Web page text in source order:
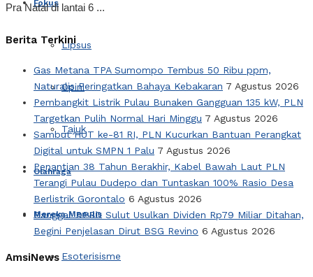
Fokus
Lipsus
Opini
Tajuk
Olahraga
Mereka Menulis
Esoterisisme
Pra Natal di lantai 6 ...
Berita Terkini
Gas Metana TPA Sumompo Tembus 50 Ribu ppm,
Naturalis Peringatkan Bahaya Kebakaran 7 Agustus 2026
Pembangkit Listrik Pulau Bunaken Gangguan 135 kW, PLN
Targetkan Pulih Normal Hari Minggu 7 Agustus 2026
Sambut HUT ke-81 RI, PLN Kucurkan Bantuan Perangkat
Digital untuk SMPN 1 Palu 7 Agustus 2026
Penantian 38 Tahun Berakhir, Kabel Bawah Laut PLN
Terangi Pulau Dudepo dan Tuntaskan 100% Rasio Desa
Berlistrik Gorontalo 6 Agustus 2026
Banggar DPRD Sulut Usulkan Dividen Rp79 Miliar Ditahan,
Begini Penjelasan Dirut BSG Revino 6 Agustus 2026
AmsiNews